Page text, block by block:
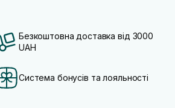
Безкоштовна доставка від 3000
UAH
Система бонусів та лояльності